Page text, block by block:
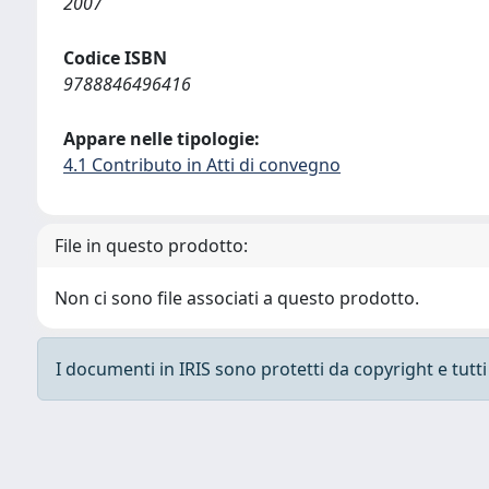
Codice ISBN
9788846496416
Appare nelle tipologie:
4.1 Contributo in Atti di convegno
File in questo prodotto:
Non ci sono file associati a questo prodotto.
I documenti in IRIS sono protetti da copyright e